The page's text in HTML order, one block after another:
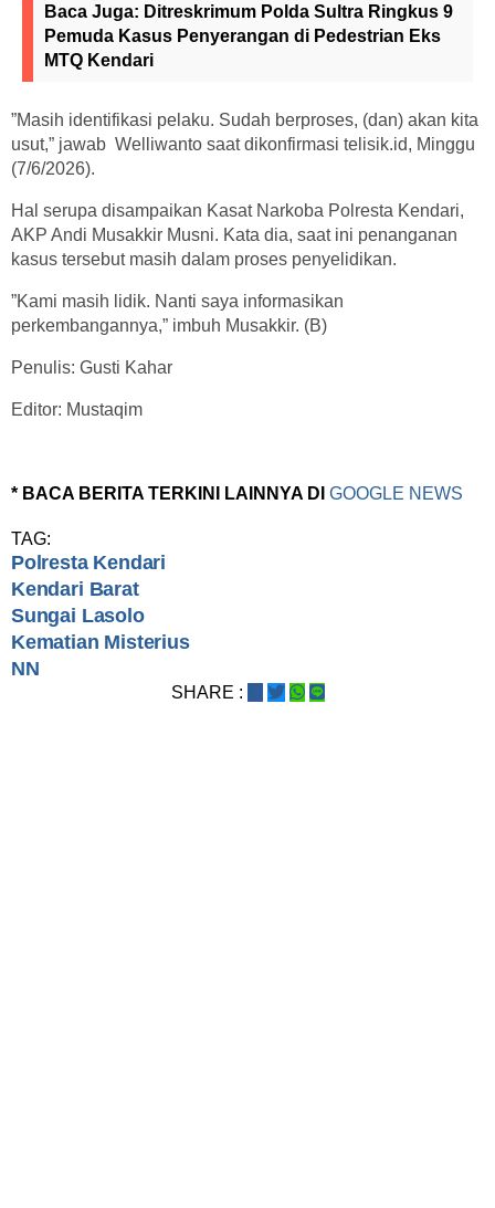
Baca Juga: Ditreskrimum Polda Sultra Ringkus 9
Pemuda Kasus Penyerangan di Pedestrian Eks
MTQ Kendari
”Masih identifikasi pelaku. Sudah berproses, (dan) akan kita
usut,” jawab Welliwanto saat dikonfirmasi telisik.id, Minggu
(7/6/2026).
Hal serupa disampaikan Kasat Narkoba Polresta Kendari,
AKP Andi Musakkir Musni. Kata dia, saat ini penanganan
kasus tersebut masih dalam proses penyelidikan.
”Kami masih lidik. Nanti saya informasikan
perkembangannya,” imbuh Musakkir. (B)
Penulis: Gusti Kahar
Editor: Mustaqim
* BACA BERITA TERKINI LAINNYA DI GOOGLE NEWS
TAG:
Polresta Kendari
Kendari Barat
Sungai Lasolo
Kematian Misterius
NN
SHARE :